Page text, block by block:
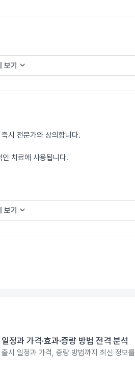
보기 keyboard_arrow_down
시 전문가와 상의합니다.
치료에 사용됩니다.
보기 keyboard_arrow_down
과 가격·효과·증량 방법 전격 분석
일정과 가격, 증량 방법까지 최신 정보를